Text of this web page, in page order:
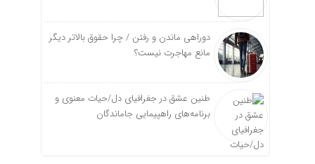
دوراهی ماندن و رفتن / چرا حقوق بالاتر دیگر
مانع مهاجرت نیست؟
طنین عشق در جغرافیای دل/حیات معنوی و
برنامه‌های راهپیمایی جاماندگان